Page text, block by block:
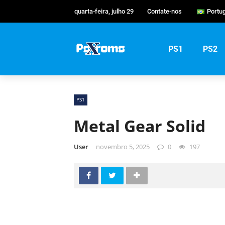
quarta-feira, julho 29 Contate-nos
PS1 PS2
PS1
Metal Gear Solid
User novembro 5, 2025 0 197